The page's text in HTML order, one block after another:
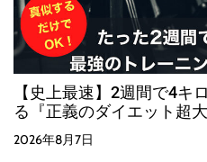
【史上最速】2週間で4キ
る『正義のダイエット超大
2026年8月7日